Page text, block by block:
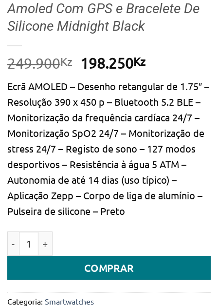
Amoled Com GPS e Bracelete De
Silicone Midnight Black
249.900Kz
O
original
era:
249.900Kz.
198.250KzO
atual
é:
198.250Kz.
Ecrã AMOLED – Desenho retangular de 1.75″ –
Resolução 390 x 450 p – Bluetooth 5.2 BLE –
Monitorização da frequência cardíaca 24/7 –
Monitorização SpO2 24/7 – Monitorização de
stress 24/7 – Registo de sono – 127 modos
desportivos – Resistência à água 5 ATM –
Autonomia de até 14 dias (uso típico) –
Aplicação Zepp – Corpo de liga de alumínio –
Pulseira de silicone – Preto
COMPRAR
Categoria: Smartwatches